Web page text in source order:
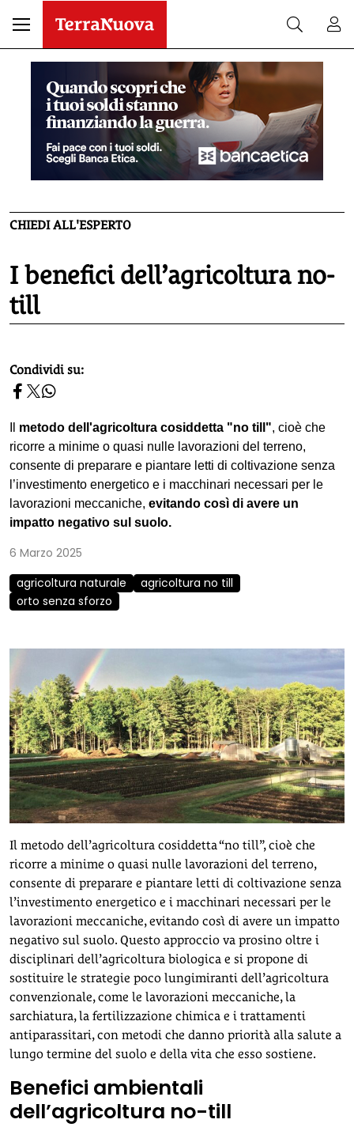
CHIEDI ALL'ESPERTO
I benefici dell’agricoltura no-
till
homepage h2
Condividi su:
metodo dell'agricoltura cosiddetta "no till", cioè che
ricorre a minime o quasi nulle lavorazioni del terreno,
consente di preparare e piantare letti di coltivazione senza
l’investimento energetico e i macchinari necessari per le
lavorazioni meccaniche, evitando così di avere un
impatto negativo sul suolo.
6 Marzo 2025
agricoltura naturale
agricoltura no till
orto senza sforzo
Il metodo dell’agricoltura cosiddetta “no till”, cioè che
ricorre a minime o quasi nulle lavorazioni del terreno,
consente di preparare e piantare letti di coltivazione senza
l’investimento energetico e i macchinari necessari per le
lavorazioni meccaniche, evitando così di avere un impatto
negativo sul suolo. Questo approccio va prosino oltre i
disciplinari dell’agricoltura biologica e si propone di
sostituire le strategie poco lungimiranti dell’agricoltura
convenzionale, come le lavorazioni meccaniche, la
sarchiatura, la fertilizzazione chimica e i trattamenti
antiparassitari, con metodi che danno priorità alla salute a
lungo termine del suolo e della vita che esso sostiene.
Benefici ambientali
dell’agricoltura no-till